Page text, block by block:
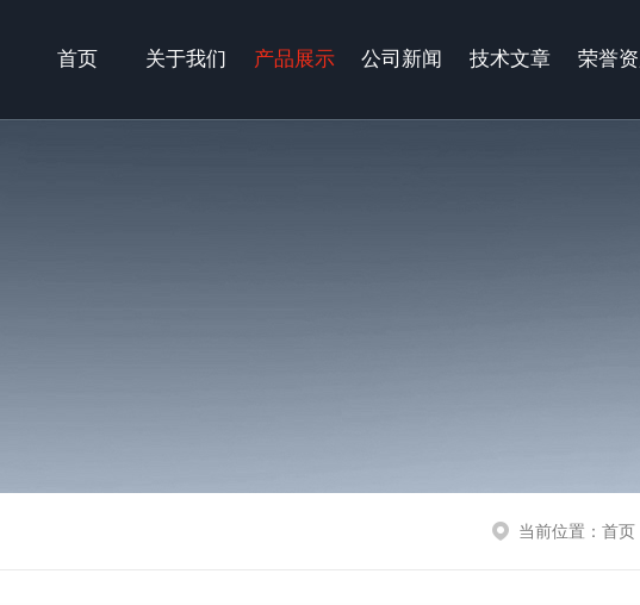
首页 关于我们 产品展示 公司新闻 技术文章 荣誉
当前位置： 首页